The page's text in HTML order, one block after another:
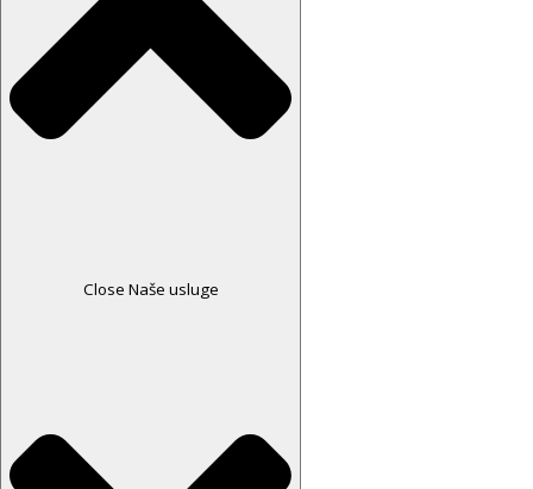
Close Naše usluge